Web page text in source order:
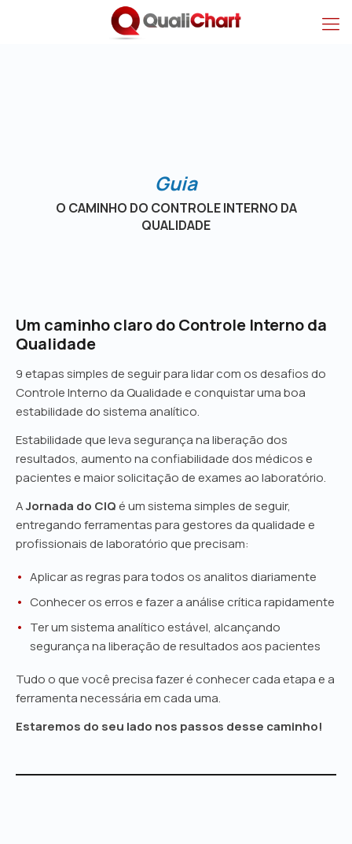
O Caminho do
Guia
O CAMINHO DO CONTROLE INTERNO DA
QUALIDADE
Um caminho claro do Controle Interno da
Qualidade
9 etapas simples de seguir para lidar com os desafios do
Controle Interno da Qualidade e conquistar uma boa
estabilidade do sistema analítico.
Estabilidade que leva segurança na liberação dos
resultados, aumento na confiabilidade dos médicos e
pacientes e maior solicitação de exames ao laboratório.
AJornada do CIQé um sistema simples de seguir,
entregando ferramentas para gestores da qualidade e
profissionais de laboratório que precisam:
Aplicar as regras para todos os analitos diariamente
Conhecer os erros e fazer a análise crítica rapidamente
Ter um sistema analítico estável, alcançando
segurança na liberação de resultados aos pacientes
Tudo o que você precisa fazer é conhecer cada etapa e a
ferramenta necessária em cada uma.
Estaremos do seu lado nos passos desse caminho!